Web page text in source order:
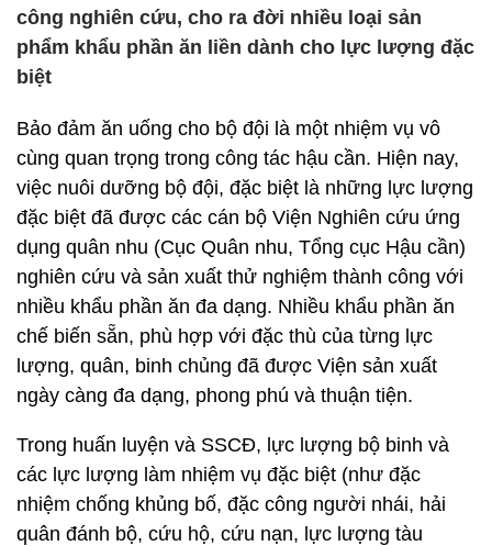
công nghiên cứu, cho ra đời nhiều loại sản
phẩm khẩu phần ăn liền dành cho lực lượng đặc
biệt
Bảo đảm ăn uống cho bộ đội là một nhiệm vụ vô
cùng quan trọng trong công tác hậu cần. Hiện nay,
việc nuôi dưỡng bộ đội, đặc biệt là những lực lượng
đặc biệt đã được các cán bộ Viện Nghiên cứu ứng
dụng quân nhu (Cục Quân nhu, Tổng cục Hậu cần)
nghiên cứu và sản xuất thử nghiệm thành công với
nhiều khẩu phần ăn đa dạng. Nhiều khẩu phần ăn
chế biến sẵn, phù hợp với đặc thù của từng lực
lượng, quân, binh chủng đã được Viện sản xuất
ngày càng đa dạng, phong phú và thuận tiện.
Trong huấn luyện và SSCĐ, lực lượng bộ binh và
các lực lượng làm nhiệm vụ đặc biệt (như đặc
nhiệm chống khủng bố, đặc công người nhái, hải
quân đánh bộ, cứu hộ, cứu nạn, lực lượng tàu